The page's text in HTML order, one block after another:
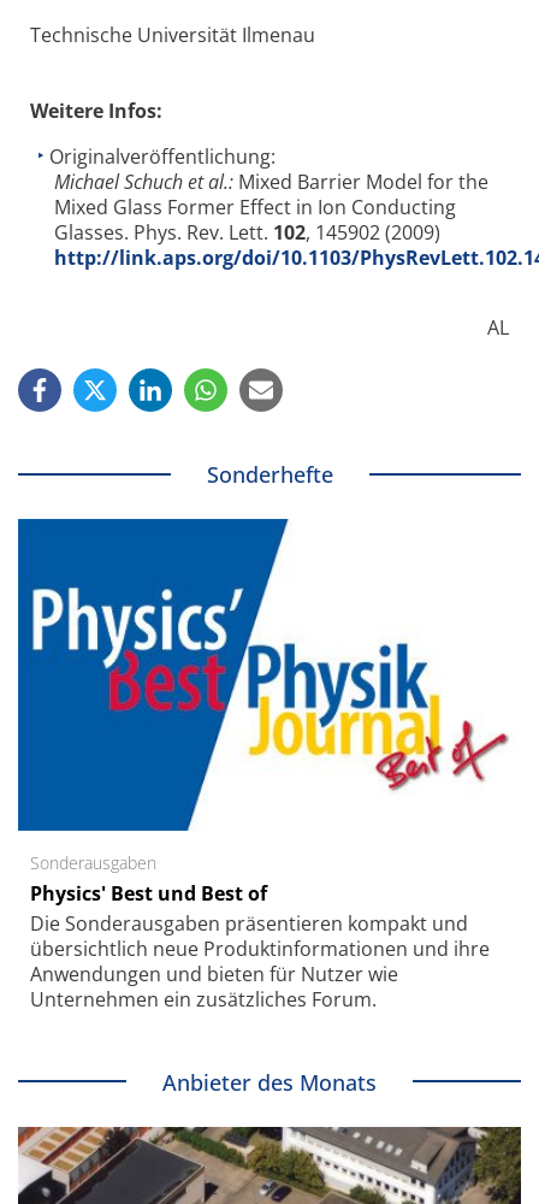
Technische Universität Ilmenau
Weitere Infos:
Originalveröffentlichung:
Michael Schuch et al.: Mixed Barrier Model for the
Mixed Glass Former Effect in Ion Conducting
Glasses. Phys. Rev. Lett. 102, 145902 (2009)
http://link.aps.org/doi/10.1103/
AL
Sonderhefte
Sonderausgaben
Physics' Best und Best of
Die Sonder­ausgaben präsentieren kompakt und
übersichtlich neue Produkt­informationen und ihre
Anwendungen und bieten für Nutzer wie
Unternehmen ein zusätzliches Forum.
Anbieter des Monats